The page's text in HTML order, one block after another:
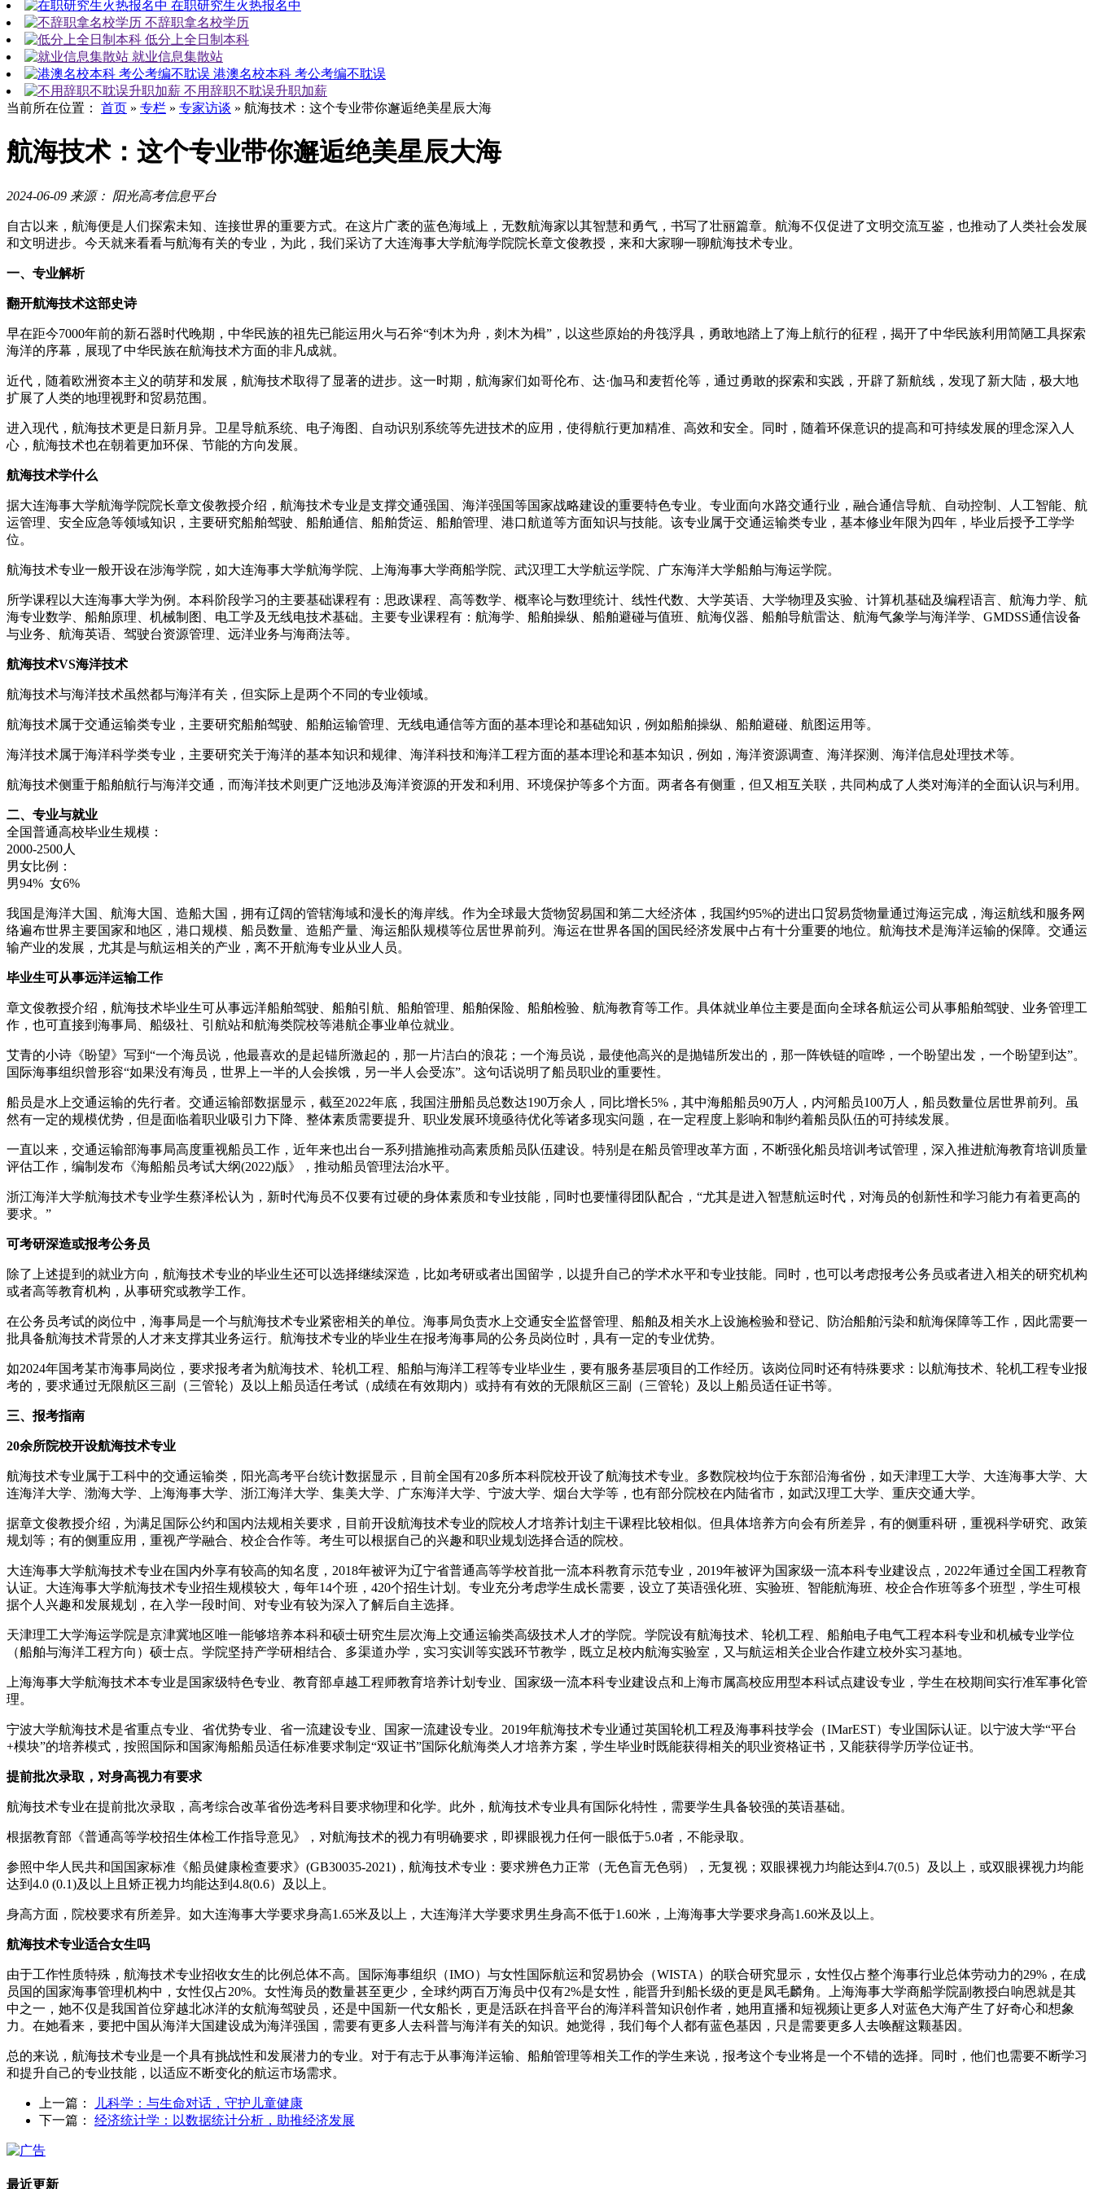
在职研究生火热报名中
不辞职拿名校学历
低分上全日制本科
就业信息集散站
港澳名校本科 考公考编不耽误
不用辞职不耽误升职加薪
当前所在位置： 首页 » 专栏 » 专家访谈 » 航海技术：这个专业带你邂逅绝美星辰大海
航海技术：这个专业带你邂逅绝美星辰大海
2024-06-09 来源： 阳光高考信息平台
自古以来，航海便是人们探索未知、连接世界的重要方式。在这片广袤的蓝色海域上，无数航海家以其智慧和勇气，书写了壮丽篇章。航海不仅促进了文明交流互鉴，也推动了人类社会发展
和文明进步。今天就来看看与航海有关的专业，为此，我们采访了大连海事大学航海学院院长章文俊教授，来和大家聊一聊航海技术专业。
一、 专业解析
翻开航海技术这部史诗
早在距今7000年前的新石器时代晚期，中华民族的祖先已能运用火与石斧“刳木为舟，剡木为楫”，以这些原始的舟筏浮具，勇敢地踏上了海上航行的征程，揭开了中华民族利用简陋工具探索
海洋的序幕，展现了中华民族在航海技术方面的非凡成就。
近代，随着欧洲资本主义的萌芽和发展，航海技术取得了显著的进步。这一时期，航海家们如哥伦布、达·伽马和麦哲伦等，通过勇敢的探索和实践，开辟了新航线，发现了新大陆，极大地
扩展了人类的地理视野和贸易范围。
进入现代，航海技术更是日新月异。卫星导航系统、电子海图、自动识别系统等先进技术的应用，使得航行更加精准、高效和安全。同时，随着环保意识的提高和可持续发展的理念深入人
心，航海技术也在朝着更加环保、节能的方向发展。
航海技术学什么
据大连海事大学航海学院院长章文俊教授介绍，航海技术专业是支撑交通强国、海洋强国等国家战略建设的重要特色专业。专业面向水路交通行业，融合通信导航、自动控制、人工智能、航
运管理、安全应急等领域知识，主要研究船舶驾驶、船舶通信、船舶货运、船舶管理、港口航道等方面知识与技能。该专业属于交通运输类专业，基本修业年限为四年，毕业后授予工学学
位。
航海技术专业一般开设在涉海学院，如大连海事大学航海学院、上海海事大学商船学院、武汉理工大学航运学院、广东海洋大学船舶与海运学院。
所学课程以大连海事大学为例。本科阶段学习的主要基础课程有：思政课程、高等数学、概率论与数理统计、线性代数、大学英语、大学物理及实验、计算机基础及编程语言、航海力学、航
海专业数学、船舶原理、机械制图、电工学及无线电技术基础。主要专业课程有：航海学、船舶操纵、船舶避碰与值班、航海仪器、船舶导航雷达、航海气象学与海洋学、GMDSS通信设备
与业务、航海英语、驾驶台资源管理、远洋业务与海商法等。
航海技术VS海洋技术
航海技术与海洋技术虽然都与海洋有关，但实际上是两个不同的专业领域。
航海技术属于交通运输类专业，主要研究船舶驾驶、船舶运输管理、无线电通信等方面的基本理论和基础知识，例如船舶操纵、船舶避碰、航图运用等。
海洋技术属于海洋科学类专业，主要研究关于海洋的基本知识和规律、海洋科技和海洋工程方面的基本理论和基本知识，例如，海洋资源调查、海洋探测、海洋信息处理技术等。
航海技术侧重于船舶航行与海洋交通，而海洋技术则更广泛地涉及海洋资源的开发和利用、环境保护等多个方面。两者各有侧重，但又相互关联，共同构成了人类对海洋的全面认识与利用。
二、 专业与就业
全国普通高校毕业生规模：
2000-2500人
男女比例：
男94% 女6%
我国是海洋大国、航海大国、造船大国，拥有辽阔的管辖海域和漫长的海岸线。作为全球最大货物贸易国和第二大经济体，我国约95%的进出口贸易货物量通过海运完成，海运航线和服务网
络遍布世界主要国家和地区，港口规模、船员数量、造船产量、海运船队规模等位居世界前列。海运在世界各国的国民经济发展中占有十分重要的地位。航海技术是海洋运输的保障。交通运
输产业的发展，尤其是与航运相关的产业，离不开航海专业从业人员。
毕业生可从事远洋运输工作
章文俊教授介绍，航海技术毕业生可从事远洋船舶驾驶、船舶引航、船舶管理、船舶保险、船舶检验、航海教育等工作。具体就业单位主要是面向全球各航运公司从事船舶驾驶、业务管理工
作，也可直接到海事局、船级社、引航站和航海类院校等港航企事业单位就业。
艾青的小诗《盼望》写到“一个海员说，他最喜欢的是起锚所激起的，那一片洁白的浪花；一个海员说，最使他高兴的是抛锚所发出的，那一阵铁链的喧哗，一个盼望出发，一个盼望到达”。
国际海事组织曾形容“如果没有海员，世界上一半的人会挨饿，另一半人会受冻”。这句话说明了船员职业的重要性。
船员是水上交通运输的先行者。交通运输部数据显示，截至2022年底，我国注册船员总数达190万余人，同比增长5%，其中海船船员90万人，内河船员100万人，船员数量位居世界前列。虽
然有一定的规模优势，但是面临着职业吸引力下降、整体素质需要提升、职业发展环境亟待优化等诸多现实问题，在一定程度上影响和制约着船员队伍的可持续发展。
一直以来，交通运输部海事局高度重视船员工作，近年来也出台一系列措施推动高素质船员队伍建设。特别是在船员管理改革方面，不断强化船员培训考试管理，深入推进航海教育培训质量
评估工作，编制发布《海船船员考试大纲(2022)版》，推动船员管理法治水平。
浙江海洋大学航海技术专业学生蔡泽松认为，新时代海员不仅要有过硬的身体素质和专业技能，同时也要懂得团队配合，“尤其是进入智慧航运时代，对海员的创新性和学习能力有着更高的
要求。”
可考研深造或报考公务员
除了上述提到的就业方向，航海技术专业的毕业生还可以选择继续深造，比如考研或者出国留学，以提升自己的学术水平和专业技能。同时，也可以考虑报考公务员或者进入相关的研究机构
或者高等教育机构，从事研究或教学工作。
在公务员考试的岗位中，海事局是一个与航海技术专业紧密相关的单位。海事局负责水上交通安全监督管理、船舶及相关水上设施检验和登记、防治船舶污染和航海保障等工作，因此需要一
批具备航海技术背景的人才来支撑其业务运行。航海技术专业的毕业生在报考海事局的公务员岗位时，具有一定的专业优势。
如2024年国考某市海事局岗位，要求报考者为航海技术、轮机工程、船舶与海洋工程等专业毕业生，要有服务基层项目的工作经历。该岗位同时还有特殊要求：以航海技术、轮机工程专业报
考的，要求通过无限航区三副（三管轮）及以上船员适任考试（成绩在有效期内）或持有有效的无限航区三副（三管轮）及以上船员适任证书等。
三、 报考指南
20余所院校开设航海技术专业
航海技术专业属于工科中的交通运输类，阳光高考平台统计数据显示，目前全国有20多所本科院校开设了航海技术专业。多数院校均位于东部沿海省份，如天津理工大学、大连海事大学、大
连海洋大学、渤海大学、上海海事大学、浙江海洋大学、集美大学、广东海洋大学、宁波大学、烟台大学等，也有部分院校在内陆省市，如武汉理工大学、重庆交通大学。
据章文俊教授介绍，为满足国际公约和国内法规相关要求，目前开设航海技术专业的院校人才培养计划主干课程比较相似。但具体培养方向会有所差异，有的侧重科研，重视科学研究、政策
规划等；有的侧重应用，重视产学融合、校企合作等。考生可以根据自己的兴趣和职业规划选择合适的院校。
大连海事大学航海技术专业在国内外享有较高的知名度，2018年被评为辽宁省普通高等学校首批一流本科教育示范专业，2019年被评为国家级一流本科专业建设点，2022年通过全国工程教育
认证。大连海事大学航海技术专业招生规模较大，每年14个班，420个招生计划。专业充分考虑学生成长需要，设立了英语强化班、实验班、智能航海班、校企合作班等多个班型，学生可根
据个人兴趣和发展规划，在入学一段时间、对专业有较为深入了解后自主选择。
天津理工大学海运学院是京津冀地区唯一能够培养本科和硕士研究生层次海上交通运输类高级技术人才的学院。学院设有航海技术、轮机工程、船舶电子电气工程本科专业和机械专业学位
（船舶与海洋工程方向）硕士点。学院坚持产学研相结合、多渠道办学，实习实训等实践环节教学，既立足校内航海实验室，又与航运相关企业合作建立校外实习基地。
上海海事大学航海技术本专业是国家级特色专业、教育部卓越工程师教育培养计划专业、国家级一流本科专业建设点和上海市属高校应用型本科试点建设专业，学生在校期间实行准军事化管
理。
宁波大学航海技术是省重点专业、省优势专业、省一流建设专业、国家一流建设专业。2019年航海技术专业通过英国轮机工程及海事科技学会（IMarEST）专业国际认证。以宁波大学“平台
+模块”的培养模式，按照国际和国家海船船员适任标准要求制定“双证书”国际化航海类人才培养方案，学生毕业时既能获得相关的职业资格证书，又能获得学历学位证书。
提前批次录取，对身高视力有要求
航海技术专业在提前批次录取，高考综合改革省份选考科目要求物理和化学。此外，航海技术专业具有国际化特性，需要学生具备较强的英语基础。
根据教育部《普通高等学校招生体检工作指导意见》，对航海技术的视力有明确要求，即裸眼视力任何一眼低于5.0者，不能录取。
参照中华人民共和国国家标准《船员健康检查要求》(GB30035-2021)，航海技术专业：要求辨色力正常（无色盲无色弱），无复视；双眼裸视力均能达到4.7(0.5）及以上，或双眼裸视力均能
达到4.0 (0.1)及以上且矫正视力均能达到4.8(0.6）及以上。
身高方面，院校要求有所差异。如大连海事大学要求身高1.65米及以上，大连海洋大学要求男生身高不低于1.60米，上海海事大学要求身高1.60米及以上。
航海技术专业适合女生吗
由于工作性质特殊，航海技术专业招收女生的比例总体不高。国际海事组织（IMO）与女性国际航运和贸易协会（WISTA）的联合研究显示，女性仅占整个海事行业总体劳动力的29%，在成
员国的国家海事管理机构中，女性仅占20%。女性海员的数量甚至更少，全球约两百万海员中仅有2%是女性，能晋升到船长级的更是凤毛麟角。上海海事大学商船学院副教授白响恩就是其
中之一，她不仅是我国首位穿越北冰洋的女航海驾驶员，还是中国新一代女船长，更是活跃在抖音平台的海洋科普知识创作者，她用直播和短视频让更多人对蓝色大海产生了好奇心和想象
力。在她看来，要把中国从海洋大国建设成为海洋强国，需要有更多人去科普与海洋有关的知识。她觉得，我们每个人都有蓝色基因，只是需要更多人去唤醒这颗基因。
总的来说，航海技术专业是一个具有挑战性和发展潜力的专业。对于有志于从事海洋运输、船舶管理等相关工作的学生来说，报考这个专业将是一个不错的选择。同时，他们也需要不断学习
和提升自己的专业技能，以适应不断变化的航运市场需求。
上一篇：
儿科学：与生命对话，守护儿童健康
下一篇： 经济统计学：以数据统计分析，助推经济发展
最近更新